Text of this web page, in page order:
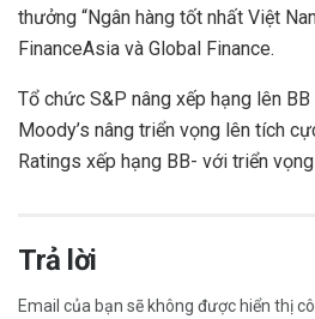
thưởng “Ngân hàng tốt nhất Việt
FinanceAsia và Global Finance.
Tổ chức S&P nâng xếp hạng lên
Moody’s nâng triển vọng lên tích
Ratings xếp hạng BB- với triển
Trả lời
Email của bạn sẽ không được hiển thị